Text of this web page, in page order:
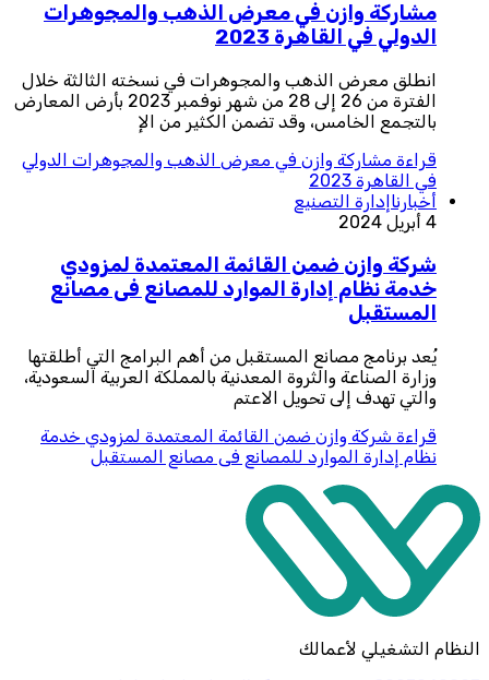
مشاركة وازن في معرض الذهب والمجوهرات
الدولي في القاهرة 2023
انطلق معرض الذهب والمجوهرات في نسخته الثالثة خلال
الفترة من 26 إلى 28 من شهر نوفمبر 2023 بأرض المعارض
بالتجمع الخامس، وقد تضمن الكثير من الإ
قراءة مشاركة وازن في معرض الذهب والمجوهرات الدولي
في القاهرة 2023
أخبارناإدارة التصنيع
4 أبريل 2024
شركة وازن ضمن القائمة المعتمدة لمزودي
خدمة نظام إدارة الموارد للمصانع فى مصانع
المستقبل
يُعد برنامج مصانع المستقبل من أهم البرامج التي أطلقتها
وزارة الصناعة والثروة المعدنية بالمملكة العربية السعودية،
والتي تهدف إلى تحويل الاعتم
قراءة شركة وازن ضمن القائمة المعتمدة لمزودي خدمة
نظام إدارة الموارد للمصانع فى مصانع المستقبل
النظام التشغيلي لأعمالك